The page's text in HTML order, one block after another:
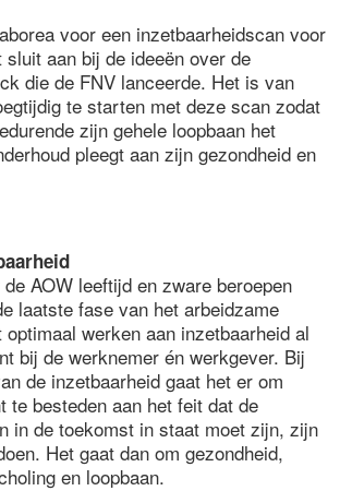
voor een inzetbaarheidscan voor
aan bij de ideeën over de
die de FNV lanceerde. Het is van
te starten met deze scan zodat
zijn gehele loopbaan het
pleegt aan zijn gezondheid en
AOW leeftijd en zware beroepen
laatste fase van het arbeidzame
werken aan inzetbaarheid al
bij de werknemer én werkgever. Bij
de inzetbaarheid gaat het er om
te besteden aan het feit dat de
in de toekomst in staat moet zijn, zijn
Het gaat dan om gezondheid,
en loopbaan.